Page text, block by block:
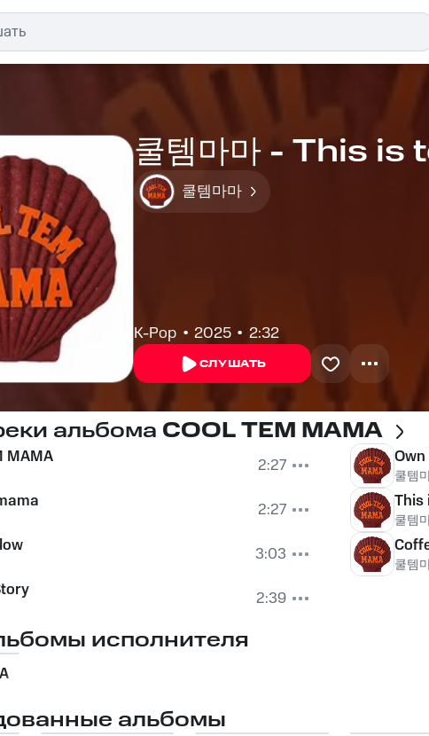
쿨템마마 - This is
쿨템마마
K-Pop 2025 2:32
СЛУШАТЬ
альбома COOL TEM MAMA
MAMA
2:27
2:27
3:03
2:39
쿨템
This
쿨템
쿨템
исполнителя
альбомы